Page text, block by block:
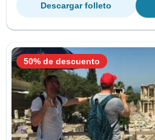
Descargar folleto
50% de descuento